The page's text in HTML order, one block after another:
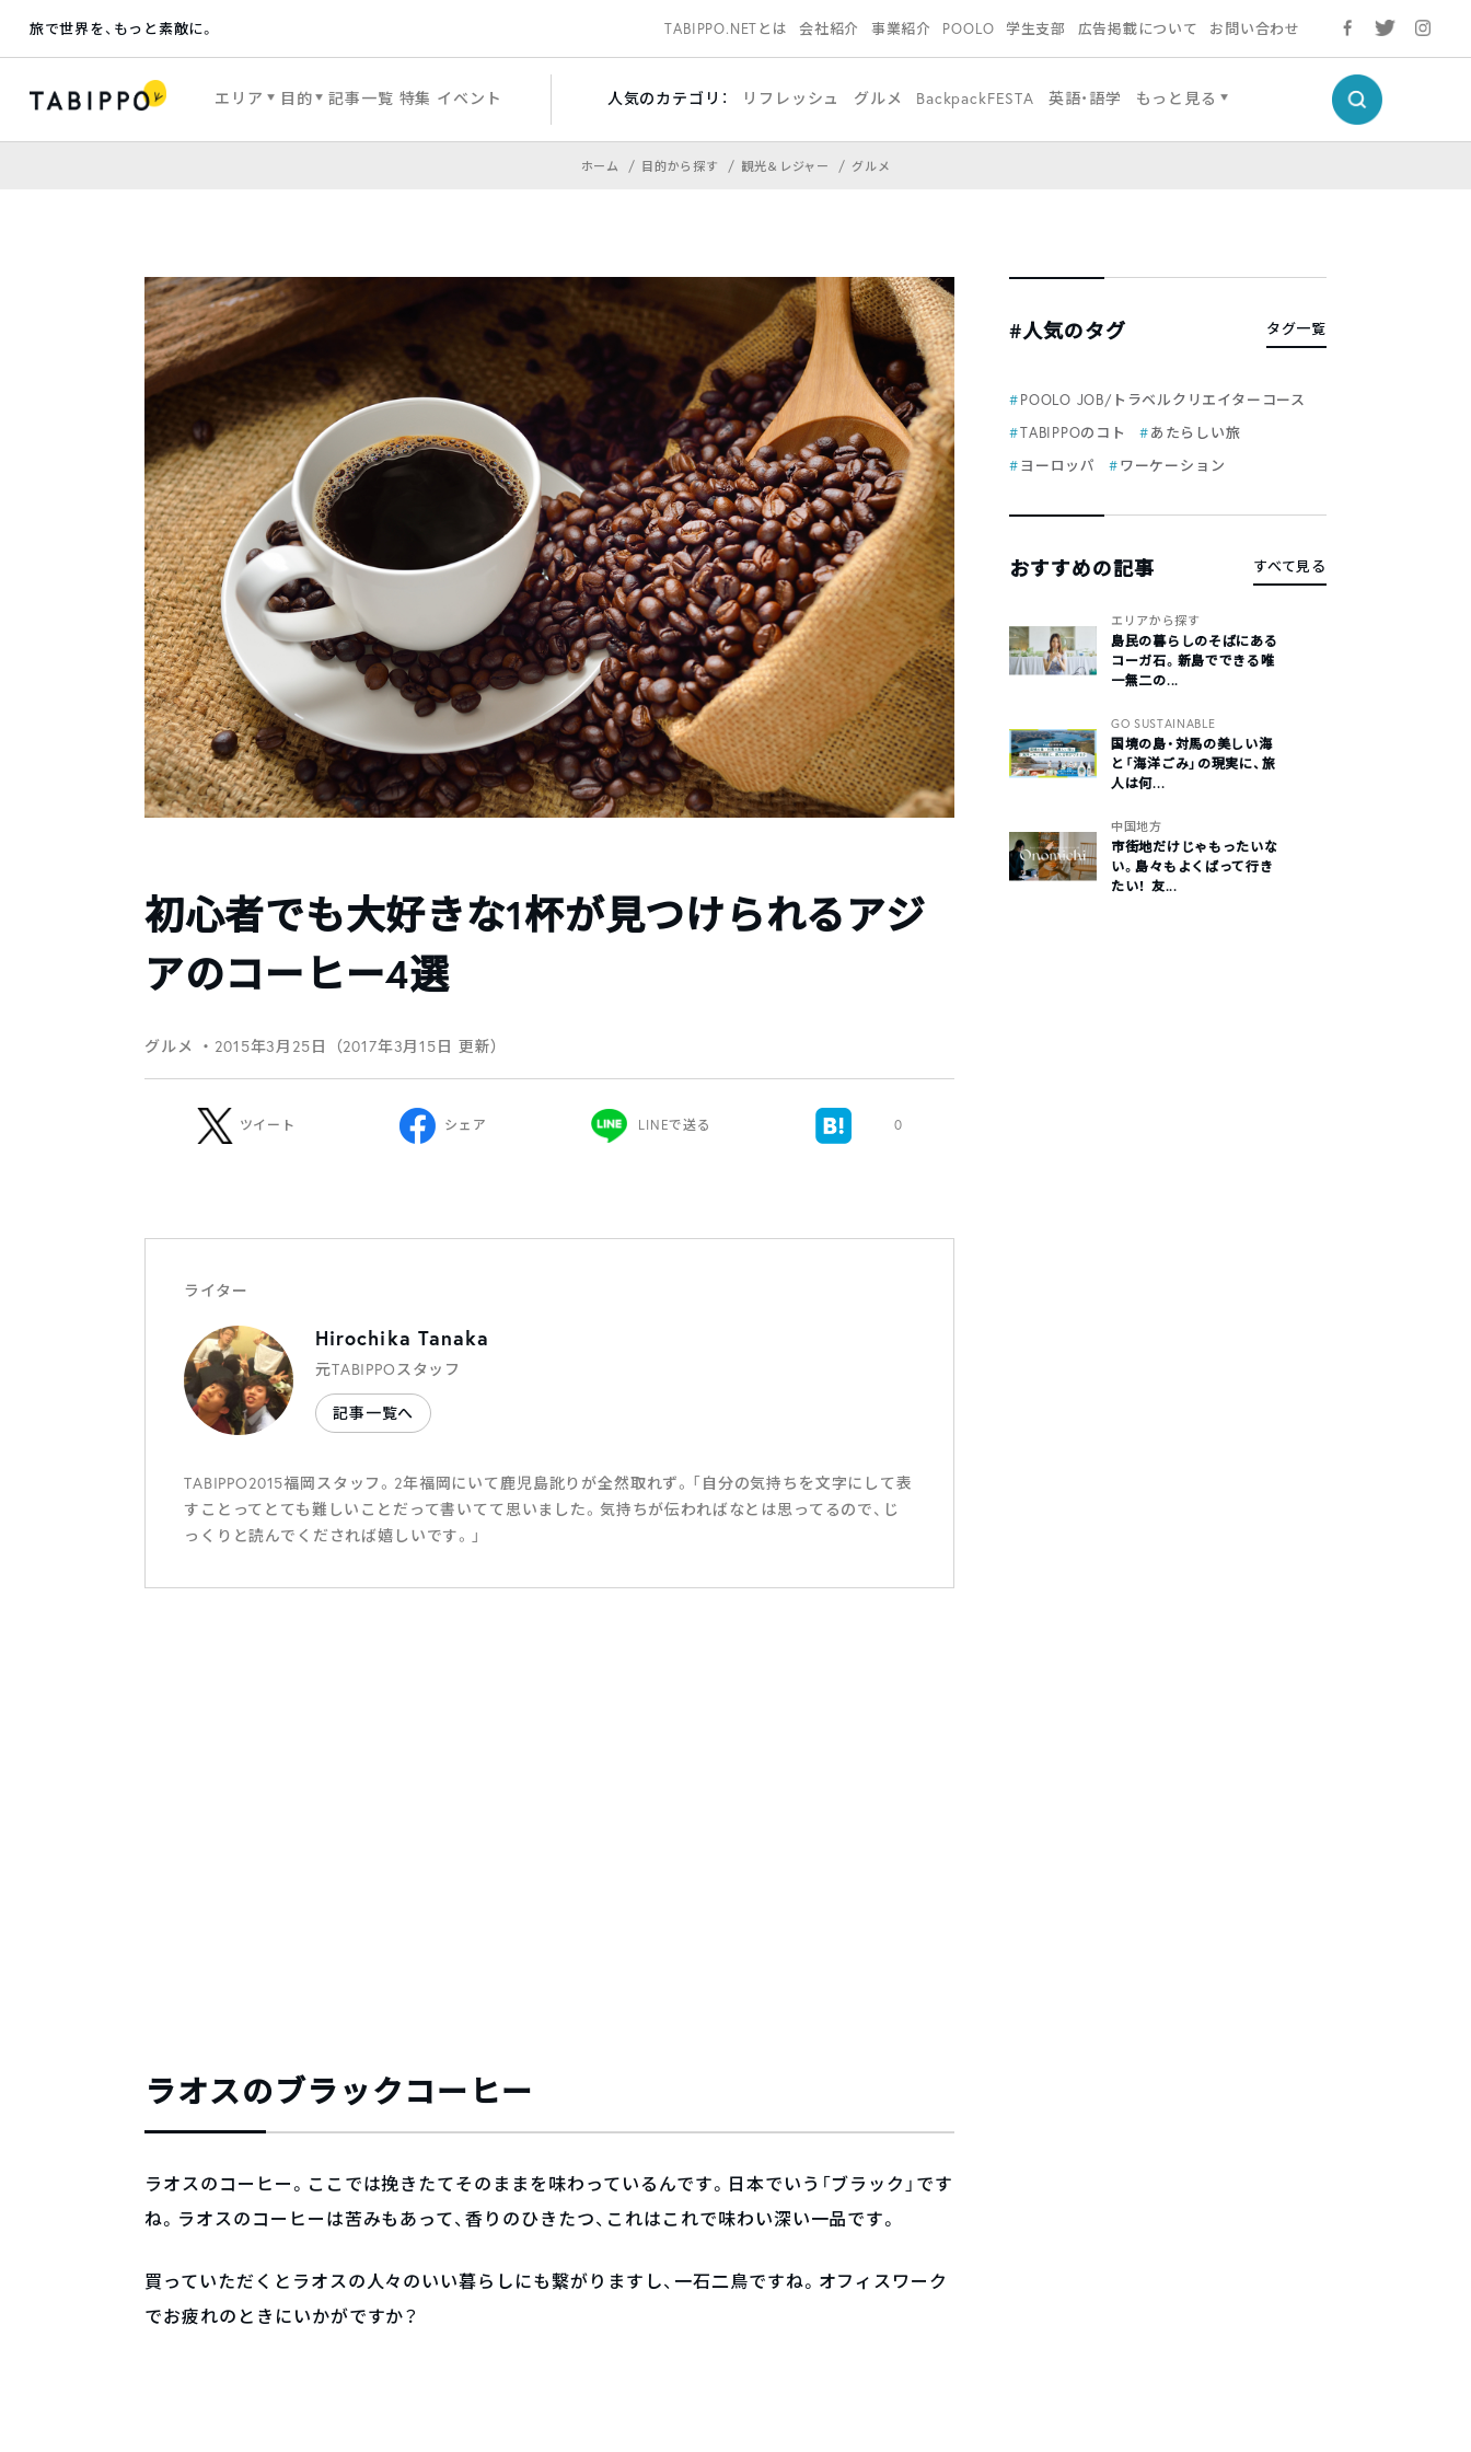
旅で世界を、もっと素敵に。 TABIPPO.NETとは 会社紹介 事業紹介 POOLO 学生支部 広告掲載について お問い合わせ
エリア 目的 記事一覧 特集 イベント 人気のカテゴリ： リフレッシュ グルメ BackpackFESTA 英語・語学 もっと見る
ホーム 目的から探す 観光＆レジャー グルメ
初心者でも大好きな1杯が見つけられるアジ
アのコーヒー4選
グルメ ・2015年3月25日（2017年3月15日 更新）
ツイート シェア LINEで送る 0
ライター
Hirochika Tanaka
元TABIPPOスタッフ
記事一覧へ
TABIPPO2015福岡スタッフ。2年福岡にいて鹿児島訛りが全然取れず。「自分の気持ちを文字にして表
すことってとても難しいことだって書いてて思いました。気持ちが伝わればなとは思ってるので、じ
っくりと読んでくだされば嬉しいです。」
ラオスのブラックコーヒー
ラオスのコーヒー。ここでは挽きたてそのままを味わっているんです。日本でいう「ブラック」です
ね。ラオスのコーヒーは苦みもあって、香りのひきたつ、これはこれで味わい深い一品です。
買っていただくとラオスの人々のいい暮らしにも繋がりますし、一石二鳥ですね。オフィスワーク
でお疲れのときにいかがですか？
#人気のタグ タグ一覧
POOLO JOB/トラベルクリエイターコース
TABIPPOのコト
あたらしい旅
ヨーロッパ
ワーケーション
おすすめの記事 すべて見る
エリアから探す
島民の暮らしのそばにある
コーガ石。新島でできる唯
一無二の...
GO SUSTAINABLE
国境の島・対馬の美しい海
と「海洋ごみ」の現実に、旅
人は何...
中国地方
市街地だけじゃもったいな
い。島々もよくばって行き
たい！ 友...